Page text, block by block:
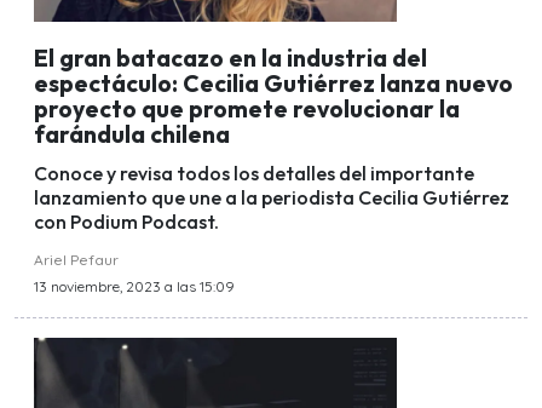
El gran batacazo en la industria del
espectáculo: Cecilia Gutiérrez lanza nuevo
proyecto que promete revolucionar la
farándula chilena
Conoce y revisa todos los detalles del importante
lanzamiento que une a la periodista Cecilia Gutiérrez
con Podium Podcast.
Ariel Pefaur
13 noviembre, 2023 a las 15:09